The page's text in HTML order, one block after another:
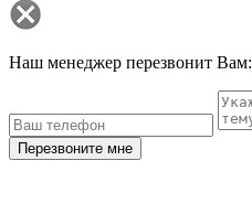
Наш менеджер перезвонит Вам:
Перезвоните мне